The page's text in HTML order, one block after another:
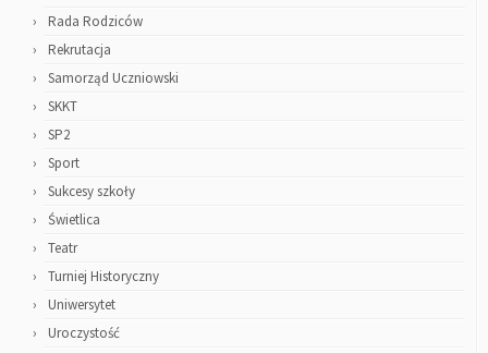
Rada Rodziców
Rekrutacja
Samorząd Uczniowski
SKKT
SP2
Sport
Sukcesy szkoły
Świetlica
Teatr
Turniej Historyczny
Uniwersytet
Uroczystość